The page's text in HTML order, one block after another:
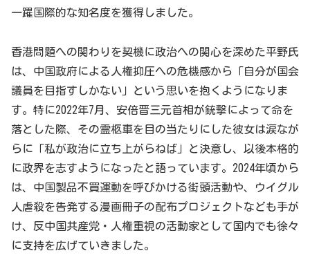
一躍国際的な知名度を獲得しました。
香港問題への関わりを契機に政治への関心を深めた平野氏
は、中国政府による人権抑圧への危機感から「自分が国会
議員を目指すしかない」という思いを抱くようになりま
す。特に2022年7月、安倍晋三元首相が銃撃によって命を
落とした際、その霊柩車を目の当たりにした彼女は涙なが
らに「私が政治に立ち上がらねば」と決意し、以後本格的
に政界を志すようになったと語っています。2024年頃から
は、中国製品不買運動を呼びかける街頭活動や、ウイグル
人虐殺を告発する漫画冊子の配布プロジェクトなども手が
け、反中国共産党・人権重視の活動家として国内でも徐々
に支持を広げていきました。